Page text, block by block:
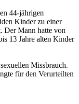
44-jährigen
Kinder zu einer
Der Mann hatte von
13 Jahre alten Kinder
Missbrauch.
für den Verurteilten